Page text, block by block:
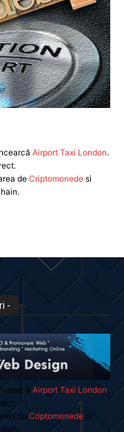
Airport Taxi London.
de Criptomonedesi
-
Airport Taxi London
de Criptomonedesi